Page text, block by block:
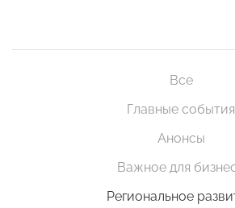
Все
Главные события
Анонсы
Важное для
Региональное